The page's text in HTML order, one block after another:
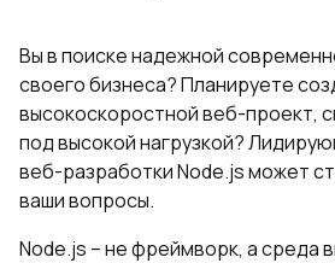
Вы в поиске надежной
своего бизнеса? Планируете
высокоскоростной веб-проект,
под высокой нагрузкой?
веб-разработки Node.js может
ваши вопросы.
Node.js – не фреймворк, а среда